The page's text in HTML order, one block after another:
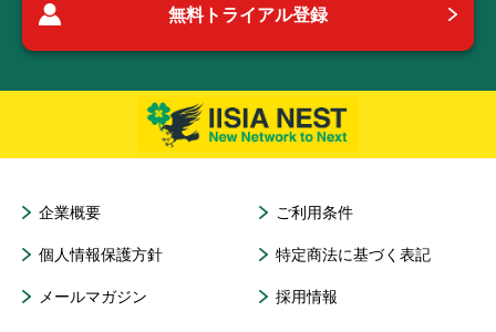
無料トライアル登録
企業概要 ご利用条件
個人情報保護方針 特定商法に基づく表記
メールマガジン 採用情報